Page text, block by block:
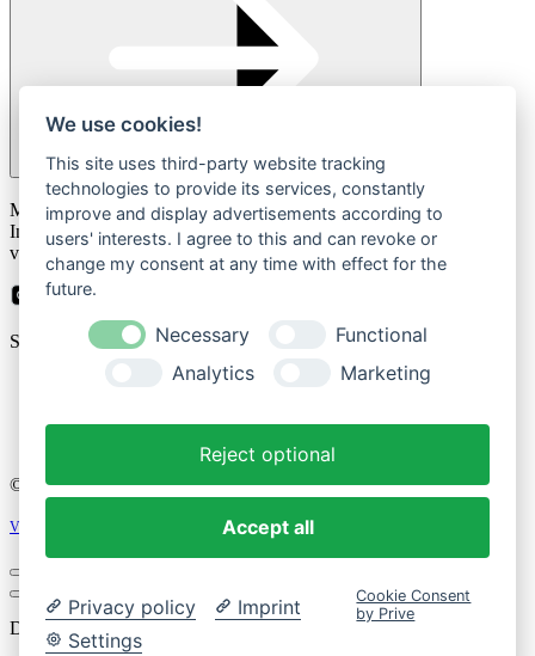
Please
leave
this
field
empty.
Mit der Anmeldung zum Newsletter stimmen Sie zu, dass wir Ihre
Informationen im Rahmen unsererDatenschutzbestimmungen
verarbeiten.
Sicher bezahlen mit
Impressum
Datenschutzerklärung
© 2026 Cozique
Vertrag widerrufen
Dein Einkaufswagen
We use cookies!
This site uses third-party website tracking
technologies to provide its services, constantly
improve and display advertisements according to
users' interests. I agree to this and can revoke or
change my consent at any time with effect for the
future.
Necessary
Functional
Analytics
Marketing
Reject optional
Accept all
Privacy policy
Imprint
Settings
Cookie Consent
by Prive